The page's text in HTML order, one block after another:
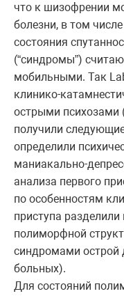
что к шизофрении
болезни, в том
состояния
(“синдромы”)
мобильными. Так
клинико-
острыми психозами
получили
определили
маниакально-
анализа первого
по особенностям
приступа
полиморфной
синдромами острой
больных).
Для состояний